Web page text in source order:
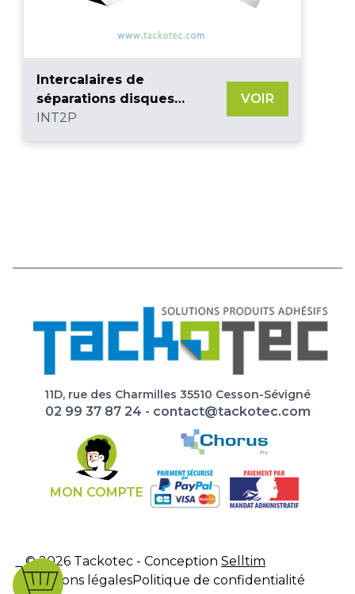
Intercalaires de
séparations disques
vinyles 33T pour bacs
INT2P
VOIR
11D, rue des Charmilles 35510 Cesson-Sévigné
02 99 37 87 24 - contact@tackotec.com
MON COMPTE
© 2026 Tackotec - Conception Selltim
Mentions légalesPolitique de confidentialité